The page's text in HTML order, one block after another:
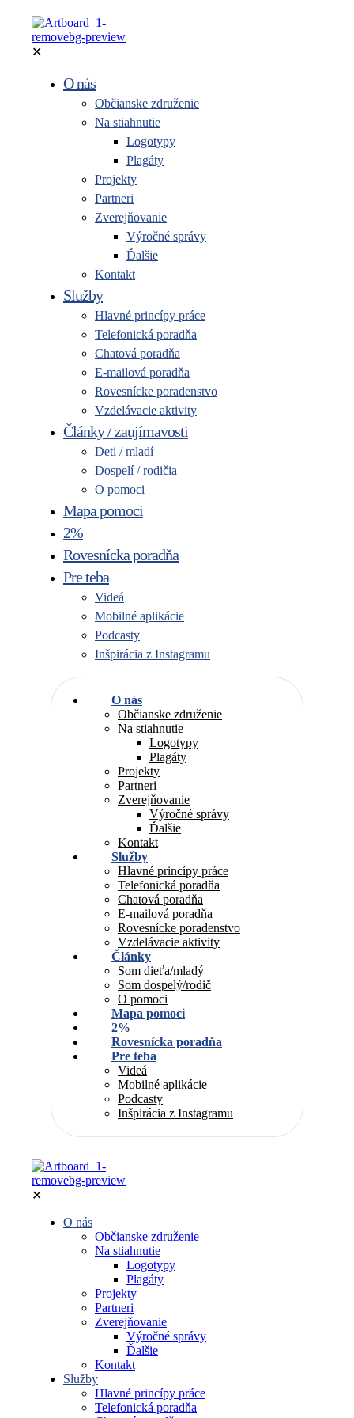
✕
O nás
Občianske združenie
Na stiahnutie
Logotypy
Plagáty
Projekty
Partneri
Zverejňovanie
Výročné správy
Ďalšie
Kontakt
Služby
Hlavné princípy práce
Telefonická poradňa
Chatová poradňa
E-mailová poradňa
Rovesnícke poradenstvo
Vzdelávacie aktivity
Články / zaujímavosti
Deti / mladí
Dospelí / rodičia
O pomoci
Mapa pomoci
2%
Rovesnícka poradňa
Pre teba
Videá
Mobilné aplikácie
Podcasty
Inšpirácia z Instagramu
O nás
Občianske združenie
Na stiahnutie
Logotypy
Plagáty
Projekty
Partneri
Zverejňovanie
Výročné správy
Ďalšie
Kontakt
Služby
Hlavné princípy práce
Telefonická poradňa
Chatová poradňa
E-mailová poradňa
Rovesnícke poradenstvo
Vzdelávacie aktivity
Články
Som dieťa/mladý
Som dospelý/rodič
O pomoci
Mapa pomoci
2%
Rovesnícka poradňa
Pre teba
Videá
Mobilné aplikácie
Podcasty
Inšpirácia z Instagramu
✕
O nás
Občianske združenie
Na stiahnutie
Logotypy
Plagáty
Projekty
Partneri
Zverejňovanie
Výročné správy
Ďalšie
Kontakt
Služby
Hlavné princípy práce
Telefonická poradňa